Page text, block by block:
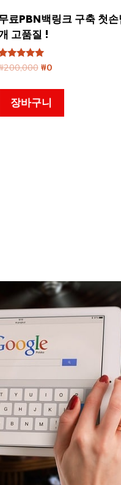
료PBN백링크 구축 첫
고품질 !
중에서
200,000 원
가
격:
₩200,000.
₩0현
가
₩0.
장바구니